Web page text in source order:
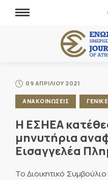
09 ΑΠΡΙΛΙΟΥ 2021
ΑΝΑΚΟΙΝΩΣΕΙΣ
Η ΕΣΗΕΑ
μηνυτήρια
Εισαγγελέα
Το Διοικητικό